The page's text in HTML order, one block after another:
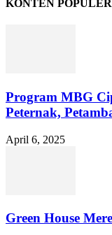
KONTEN POPULER
Program MBG
Peternak,
April 6, 2025
Green House